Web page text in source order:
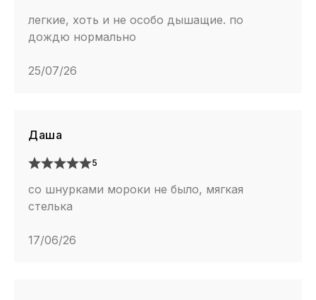
легкие, хоть и не особо дышащие. по
дождю нормально
25/07/26
Даша
5
со шнурками мороки не было, мягкая
стелька
17/06/26